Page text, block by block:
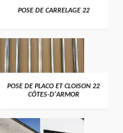
POSE DE CARRELAGE 22
POSE DE PLACO ET CLOISON 22
CÔTES-D'ARMOR